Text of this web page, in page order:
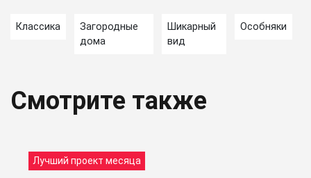
Классика
Загородные
дома
Шикарный
вид
Особняки
Смотрите также
Лучший проект месяца